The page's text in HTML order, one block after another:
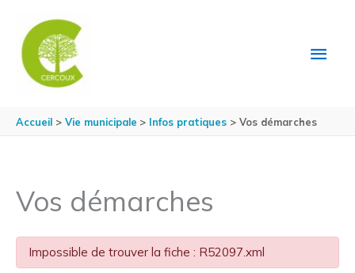
Accueil Vie municipale Infos pratiques Vos démarches
Vos démarches
Impossible de trouver la fiche : R52097.xml